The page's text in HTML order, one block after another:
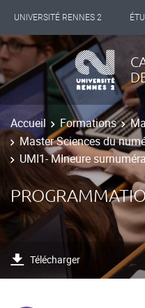
UNIVERSITÉ RENNES 2
INTERNATIONAL
LES NOUVELLES DE RENNES 2
Accueil Formations
Master Sciences du
UMI1- MIneure
Télécharger